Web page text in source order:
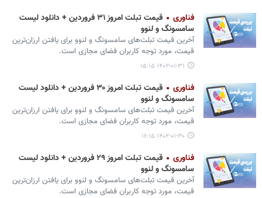
فناوری
قیمت تبلت امروز ۳۱ فروردین + دانلود لیست
سامسونگ و لنوو
آخرین قیمت تبلت‌های سامسونگ و لنوو برای یافتن ارزان‌ترین
قیمت، مورد توجه کاربران فضای مجازی است.
۱۴۰۲-۰۱-۳۱ ۱۵:۱۵
فناوری
قیمت تبلت امروز ۳۰ فروردین + دانلود لیست
سامسونگ و لنوو
آخرین قیمت تبلت‌های سامسونگ و لنوو برای یافتن ارزان‌ترین
قیمت، مورد توجه کاربران فضای مجازی است.
۱۴۰۲-۰۱-۳۰ ۱۶:۱۵
فناوری
قیمت تبلت امروز ۲۹ فروردین + دانلود لیست
سامسونگ و لنوو
آخرین قیمت تبلت‌های سامسونگ و لنوو برای یافتن ارزان‌ترین
قیمت، مورد توجه کاربران فضای مجازی است.